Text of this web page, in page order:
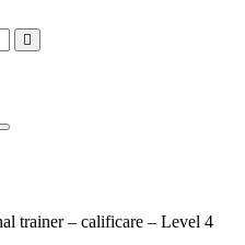
trainer – calificare – Level 4